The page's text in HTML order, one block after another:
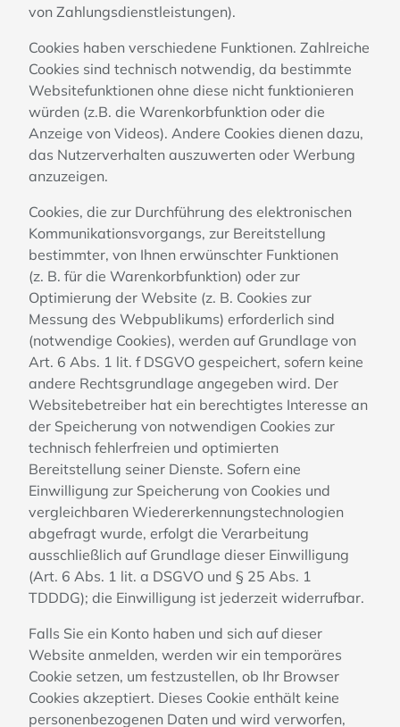
von Zahlungsdienstleistungen).
Cookies haben verschiedene Funktionen. Zahlreiche
Cookies sind technisch notwendig, da bestimmte
Websitefunktionen ohne diese nicht funktionieren
würden (z.B. die Warenkorbfunktion oder die
Anzeige von Videos). Andere Cookies dienen dazu,
das Nutzerverhalten auszuwerten oder Werbung
anzuzeigen.
Cookies, die zur Durchführung des elektronischen
Kommunikationsvorgangs, zur Bereitstellung
bestimmter, von Ihnen erwünschter Funktionen
(z. B. für die Warenkorbfunktion) oder zur
Optimierung der Website (z. B. Cookies zur
Messung des Webpublikums) erforderlich sind
(notwendige Cookies), werden auf Grundlage von
Art. 6 Abs. 1 lit. f DSGVO gespeichert, sofern keine
andere Rechtsgrundlage angegeben wird. Der
Websitebetreiber hat ein berechtigtes Interesse an
der Speicherung von notwendigen Cookies zur
technisch fehlerfreien und optimierten
Bereitstellung seiner Dienste. Sofern eine
Einwilligung zur Speicherung von Cookies und
vergleichbaren Wiedererkennungstechnologien
abgefragt wurde, erfolgt die Verarbeitung
ausschließlich auf Grundlage dieser Einwilligung
(Art. 6 Abs. 1 lit. a DSGVO und § 25 Abs. 1
TDDDG); die Einwilligung ist jederzeit widerrufbar.
Falls Sie ein Konto haben und sich auf dieser
Website anmelden, werden wir ein temporäres
Cookie setzen, um festzustellen, ob Ihr Browser
Cookies akzeptiert. Dieses Cookie enthält keine
personenbezogenen Daten und wird verworfen,